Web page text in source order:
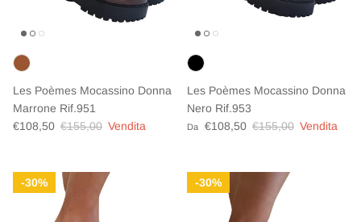
Les Poèmes Mocassino Donna
Marrone Rif.951
Prezzo di vendita
€108,50 Prezzo normale
€155,00 Vendita
Les Poèmes Mocassino Donna
Nero Rif.953
Prezzo di vendita
Da €108,50 Prezzo normale
€155,00 Vendita
30% 30%